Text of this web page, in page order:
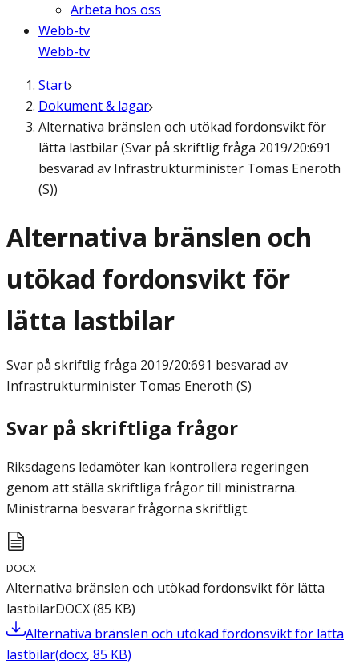
Arbeta hos oss
Webb-tv
Webb-tv
Start
Dokument & lagar
Alternativa bränslen och utökad fordonsvikt för
lätta lastbilar (Svar på skriftlig fråga 2019/20:691
besvarad av Infrastrukturminister Tomas Eneroth
(S))
Alternativa bränslen och
utökad fordonsvikt för
lätta lastbilar
Svar på skriftlig fråga 2019/20:691 besvarad av
Infrastrukturminister Tomas Eneroth (S)
Svar på skriftliga frågor
Riksdagens ledamöter kan kontrollera regeringen
genom att ställa skriftliga frågor till ministrarna.
Ministrarna besvarar frågorna skriftligt.
DOCX
Alternativa bränslen och utökad fordonsvikt för lätta
lastbilarDOCX(85 KB)
Alternativa bränslen och utökad fordonsvikt för lätta
lastbilar(docx, 85 KB)